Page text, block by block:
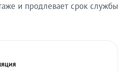
и продлевает срок службы